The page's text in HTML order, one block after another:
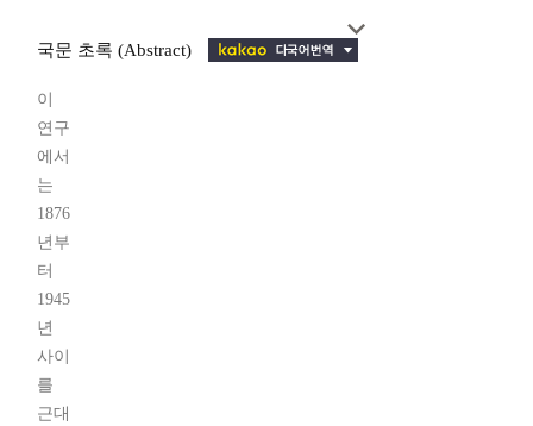
국문 초록 (Abstract)
이
연구
에서
는
1876
년부
터
1945
년
사이
를
근대